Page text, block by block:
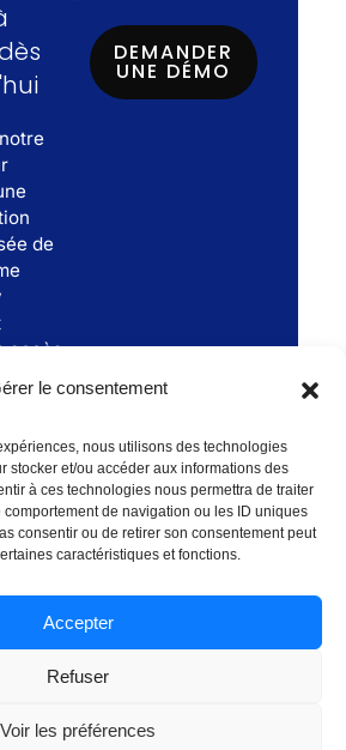
le consentement
nous utilisons des technologies
stocker et/ou accéder aux informations des
à ces technologies nous permettra de traiter
de navigation ou les ID uniques
consentir ou de retirer son consentement peut
caractéristiques et fonctions.
Accepter
Refuser
Voir les préférences
de
accès
plus
DEMANDER
UNE DÉMO